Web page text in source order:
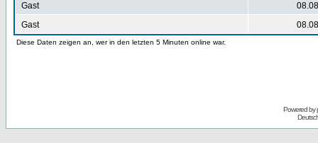
Gast
Gast
Diese Daten zeigen an, wer in den letzten 5 Minuten online war.
Powered by